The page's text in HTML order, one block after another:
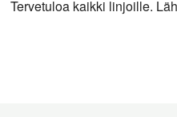
Tervetuloa kaikki linjoille.